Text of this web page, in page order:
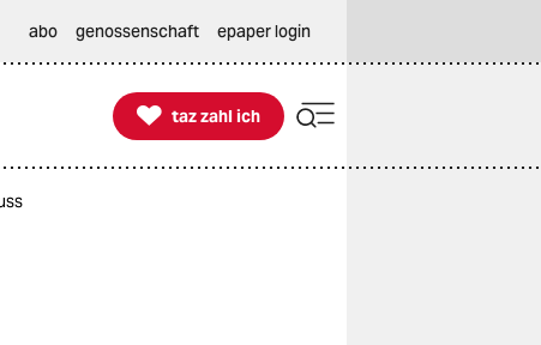
abo genossenschaft epaper login

taz zahl ich
taz zahl ich